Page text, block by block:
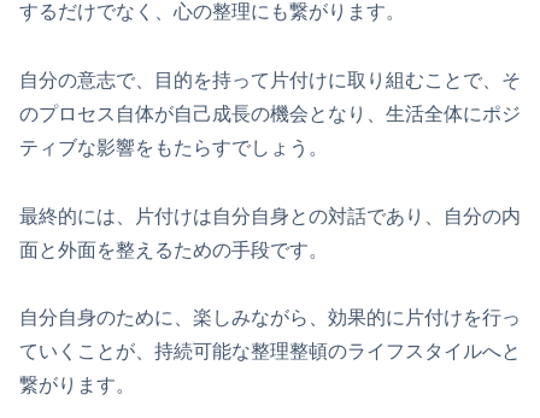
するだけでなく、心の整理にも繋がります。
自分の意志で、目的を持って片付けに取り組むことで、そ
のプロセス自体が自己成長の機会となり、生活全体にポジ
ティブな影響をもたらすでしょう。
最終的には、片付けは自分自身との対話であり、自分の内
面と外面を整えるための手段です。
自分自身のために、楽しみながら、効果的に片付けを行っ
ていくことが、持続可能な整理整頓のライフスタイルへと
繋がります。